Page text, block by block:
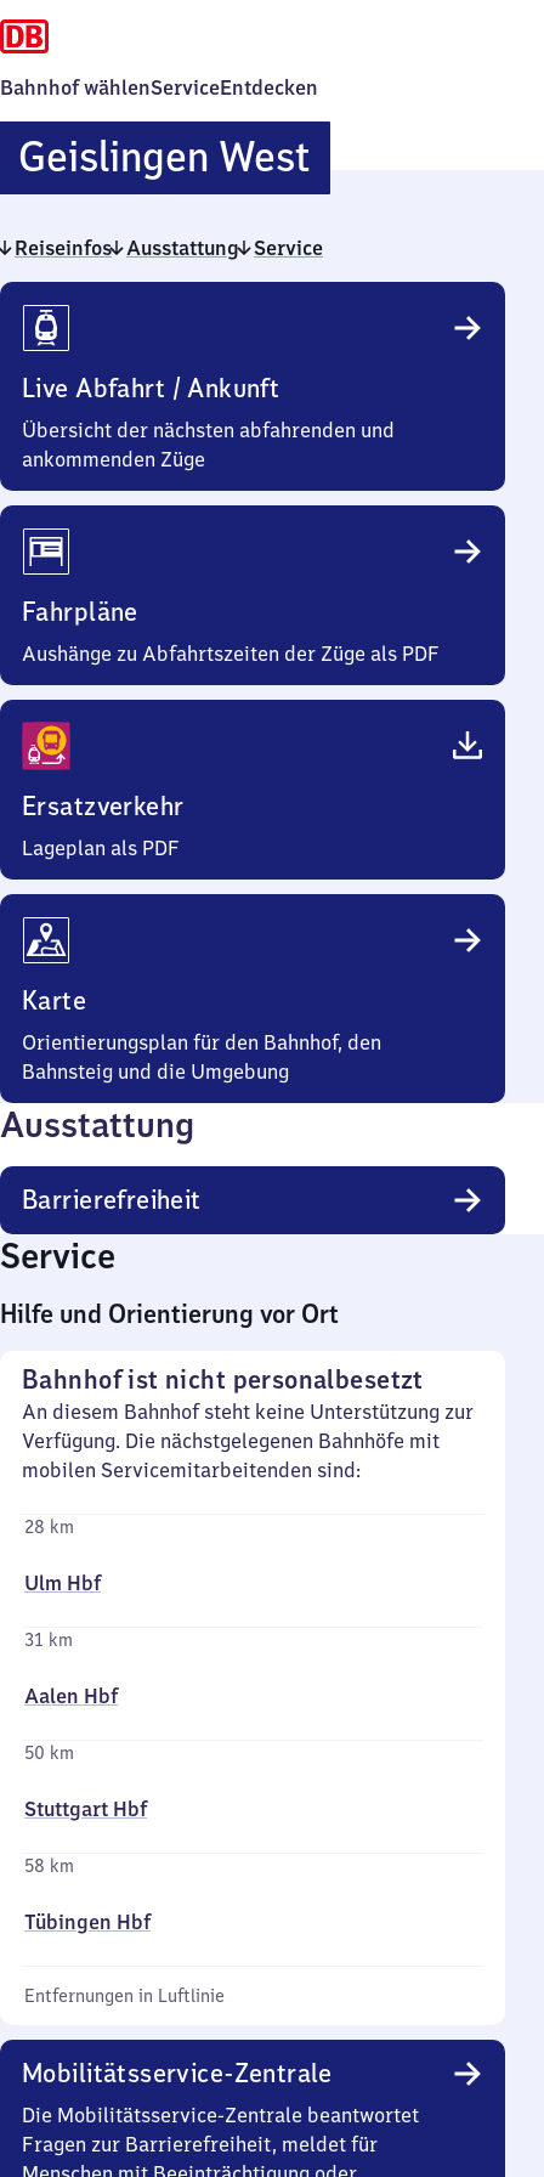
Bahnhof wählenServiceEntdecken
Geislingen WestGeislingen
West
Reiseinfos Ausstattung Service
Reiseinfos
Live Abfahrt / Ankunft
Übersicht der nächsten abfahrenden und
ankommenden Züge
Fahrpläne
Aushänge zu Abfahrtszeiten der Züge als PDF
Ersatzverkehr
Lageplan als PDF
Karte
Orientierungsplan für den Bahnhof, den
Bahnsteig und die Umgebung
Ausstattung
Barrierefreiheit
Service
Hilfe und Orientierung vor Ort
Bahnhof ist nicht personalbesetzt
An diesem Bahnhof steht keine Unterstützung zur
Verfügung. Die nächstgelegenen Bahnhöfe mit
mobilen Servicemitarbeitenden sind:
28 km
Ulm Hbf
31 km
Aalen Hbf
50 km
Stuttgart Hbf
58 km
Tübingen Hbf
Entfernungen in Luftlinie
Mobilitätsservice-Zentrale
Die Mobilitätsservice-Zentrale beantwortet
Fragen zur Barrierefreiheit, meldet für